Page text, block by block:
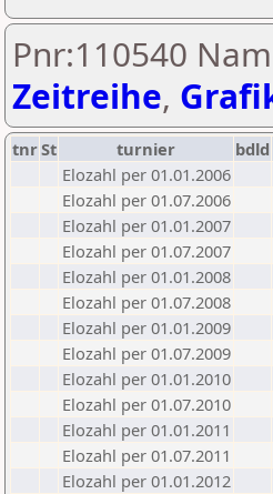
Pnr:110540
Zeitreihe,
tnrSt turnier bdld
Elozahl per 01.01.2006
Elozahl per 01.07.2006
Elozahl per 01.01.2007
Elozahl per 01.07.2007
Elozahl per 01.01.2008
Elozahl per 01.07.2008
Elozahl per 01.01.2009
Elozahl per 01.07.2009
Elozahl per 01.01.2010
Elozahl per 01.07.2010
Elozahl per 01.01.2011
Elozahl per 01.07.2011
Elozahl per 01.01.2012